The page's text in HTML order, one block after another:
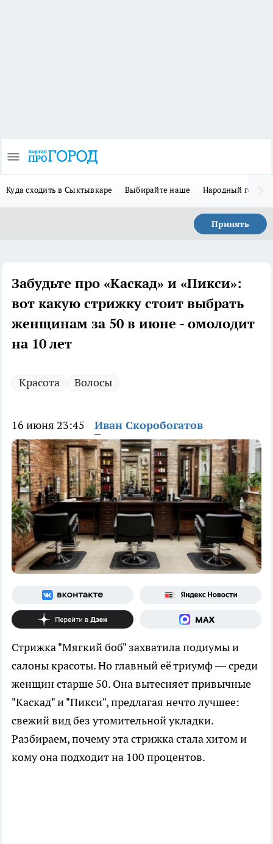
Куда сходить в Сыктывкаре Выбирайте наше Народный герой
Принять
Забудьте про «Каскад» и «Пикси»:
вот какую стрижку стоит выбрать
женщинам за 50 в июне - омолодит
на 10 лет
Красота Волосы
16 июня 23:45 Иван Скоробогатов
Стрижка "Мягкий боб" захватила подиумы и
салоны красоты. Но главный её триумф — среди
женщин старше 50. Она вытесняет привычные
"Каскад" и "Пикси", предлагая нечто лучшее:
свежий вид без утомительной укладки.
Разбираем, почему эта стрижка стала хитом и
кому она подходит на 100 процентов.